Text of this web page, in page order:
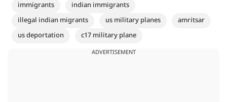
immigrants
indian immigrants
illegal indian migrants
us military planes
amritsar
us deportation
c17 military plane
ADVERTISEMENT